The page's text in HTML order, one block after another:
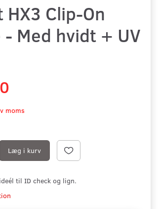
HX3 Clip-On
- Med hvidt + UV
moms
Læg i kurv
til ID check og lign.